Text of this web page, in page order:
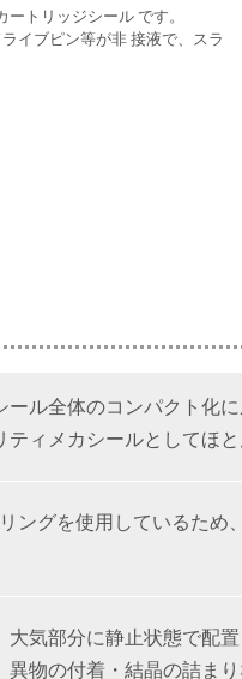
トリッジシール です。
イブピン等が非 接液で、スラ
ル全体のコンパクト化に
ィメカシールとしてほ
ングを使用しているため
気部分に静止状態で配置
異物の付着・結晶の詰ま